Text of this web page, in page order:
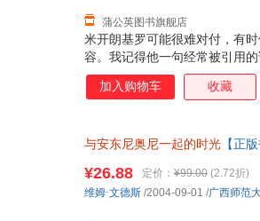
米开朗基罗可能很难对付，有
容。我记得他一句经常被引
我而言只意味着一件事：拍电
方式要求我们每个人也这样做
蒲公英图书旗舰店
加入购物车 收藏
与安东尼奥尼一起的时光 【正
¥26.88 定价： ¥99.00 (2.72折)
维姆·文德斯 /2004-09-01 /广西师范